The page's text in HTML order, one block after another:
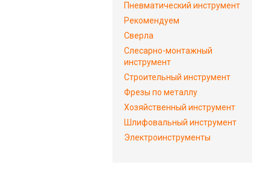
Пневматический инструмент
Рекомендуем
Сверла
Слесарно-монтажный
инструмент
Строительный инструмент
Фрезы по металлу
Хозяйственный инструмент
Шлифовальный инструмент
Электроинструменты